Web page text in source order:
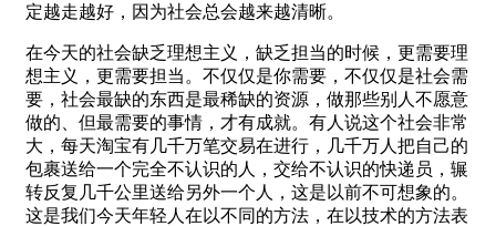
定越走越好，因为社会总会越来越清晰。
在今天的社会缺乏理想主义，缺乏担当的时候，更需要理
想主义，更需要担当。不仅仅是你需要，不仅仅是社会需
要，社会最缺的东西是最稀缺的资源，做那些别人不愿意
做的、但最需要的事情，才有成就。有人说这个社会非常
大，每天淘宝有几千万笔交易在进行，几千万人把自己的
包裹送给一个完全不认识的人，交给不认识的快递员，辗
转反复几千公里送给另外一个人，这是以前不可想象的。
这是我们今天年轻人在以不同的方法，在以技术的方法表